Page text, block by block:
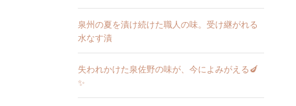
泉州の夏を漬け続けた職人の味。受け継がれる
水なす漬
失われかけた泉佐野の味が、今によみがえる🍆
✨